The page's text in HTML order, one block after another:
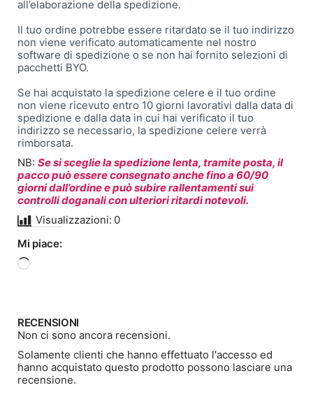
all’elaborazione della spedizione.
Il tuo ordine potrebbe essere ritardato se il tuo indirizzo
non viene verificato automaticamente nel nostro
software di spedizione o se non hai fornito selezioni di
pacchetti BYO.
Se hai acquistato la spedizione celere e il tuo ordine
non viene ricevuto entro 10 giorni lavorativi dalla data di
spedizione e dalla data in cui hai verificato il tuo
indirizzo se necessario, la spedizione celere verrà
rimborsata.
NB: Se si sceglie la spedizione lenta, tramite posta, il
pacco può essere consegnato anche fino a 60/90
giorni dall’ordine e può subire rallentamenti sui
controlli doganali con ulteriori ritardi notevoli.
Visualizzazioni: 0
Mi piace:
Caricamento
RECENSIONI
Non ci sono ancora recensioni.
Solamente clienti che hanno effettuato l'accesso ed
hanno acquistato questo prodotto possono lasciare una
recensione.